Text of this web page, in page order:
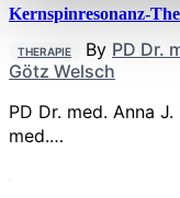
Kernspinresonanz-
THERAPIE By PD Dr.
Götz Welsch
PD Dr. med. Anna
med.…